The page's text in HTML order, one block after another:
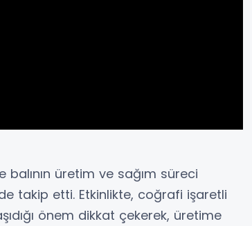
üretim ve sağım süreci
takip etti. Etkinlikte, coğrafi işaretli
önem dikkat çekerek, üretime